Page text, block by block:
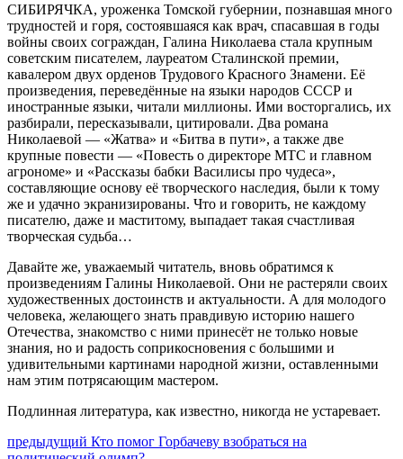
СИБИРЯЧКА, уроженка Томской губернии, познавшая много
трудностей и горя, состоявшаяся как врач, спасавшая в годы
войны своих сограждан, Галина Николаева стала крупным
советским писателем, лауреатом Сталинской премии,
кавалером двух орденов Трудового Красного Знамени. Её
произведения, переведённые на языки народов СССР и
иностранные языки, читали миллионы. Ими восторгались, их
разбирали, пересказывали, цитировали. Два романа
Николаевой — «Жатва» и «Битва в пути», а также две
крупные повести — «Повесть о директоре МТС и главном
агрономе» и «Рассказы бабки Василисы про чудеса»,
составляющие основу её творческого наследия, были к тому
же и удачно экранизированы. Что и говорить, не каждому
писателю, даже и маститому, выпадает такая счастливая
творческая судьба…
Давайте же, уважаемый читатель, вновь обратимся к
произведениям Галины Николаевой. Они не растеряли своих
художественных достоинств и актуальности. А для молодого
человека, желающего знать правдивую историю нашего
Отечества, знакомство с ними принесёт не только новые
знания, но и радость соприкосновения с большими и
удивительными картинами народной жизни, оставленными
нам этим потрясающим мастером.
Подлинная литература, как известно, никогда не устаревает.
Навигация
предыдущий Предыдущий
Кто помог Горбачеву взобраться на